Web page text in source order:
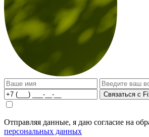
Связаться с
Отправляя данные, я даю согласие на
персональных данных